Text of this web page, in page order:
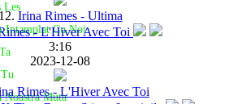
Les
Intamplat Cu Noi
Muta
12. Irina Rimes - Ultima
3:16
2023-12-08
Rimes - L'Hiver Avec Toi